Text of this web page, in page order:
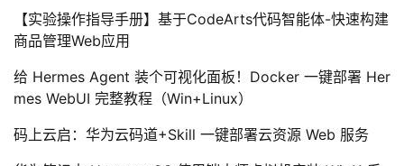
课
程
的
认
证
我
的
实
我
的
术
支
持
云
声
建
【实验操作指导手册】基于CodeArts代码智能体-快速构建
商品管理Web应用
给 Hermes Agent 装个可视化面板！Docker 一键部署 Her
mes WebUI 完整教程（Win+Linux）
码上云启：华为云码道+Skill 一键部署云资源 Web 服务